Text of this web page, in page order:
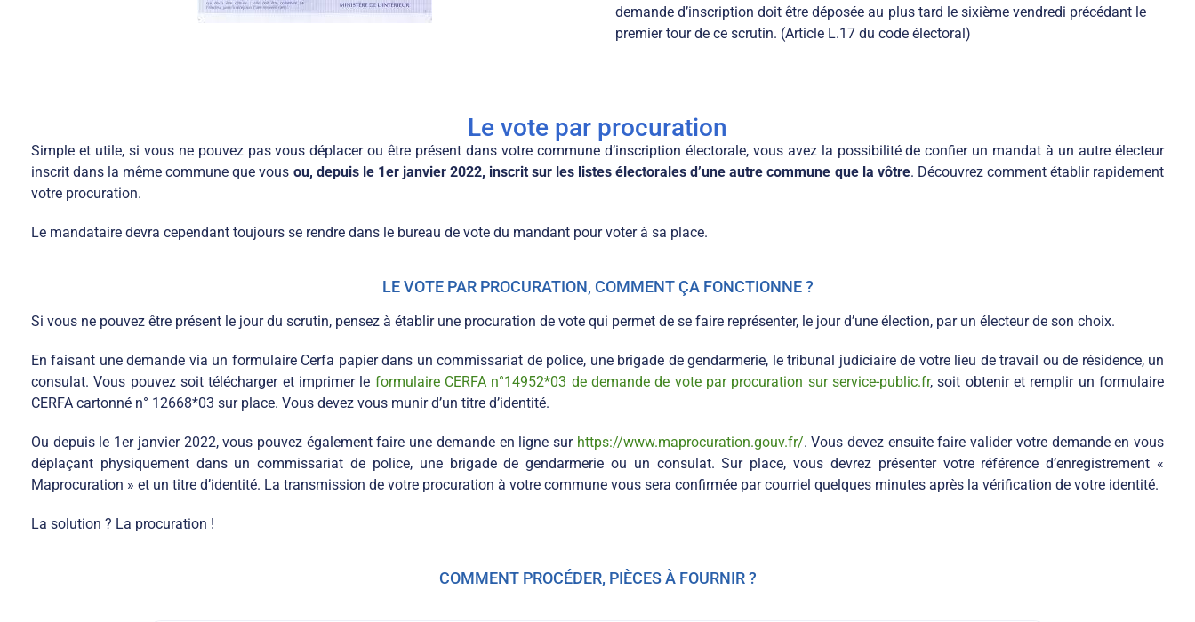
demande d’inscription doit être déposée au plus tard le sixième vendredi précédant le
premier tour de ce scrutin. (Article L.17 du code électoral)
Le vote par procuration
Simple et utile, si vous ne pouvez pas vous déplacer ou être présent dans votre commune d’inscription électorale, vous avez la possibilité de confier un mandat à un autre électeur
inscrit dans la même commune que vous ou, depuis le 1er janvier 2022, inscrit sur les listes électorales d’une autre commune que la vôtre. Découvrez comment établir rapidement
votre procuration.
Le mandataire devra cependant toujours se rendre dans le bureau de vote du mandant pour voter à sa place.
LE VOTE PAR PROCURATION, COMMENT ÇA FONCTIONNE ?
Si vous ne pouvez être présent le jour du scrutin, pensez à établir une procuration de vote qui permet de se faire représenter, le jour d’une élection, par un électeur de son choix.
En faisant une demande via un formulaire Cerfa papier dans un commissariat de police, une brigade de gendarmerie, le tribunal judiciaire de votre lieu de travail ou de résidence, un
consulat. Vous pouvez soit télécharger et imprimer le formulaire CERFA n°14952*03 de demande de vote par procuration sur service-public.fr, soit obtenir et remplir un formulaire
CERFA cartonné n° 12668*03 sur place. Vous devez vous munir d’un titre d’identité.
Ou depuis le 1er janvier 2022, vous pouvez également faire une demande en ligne sur https://www.maprocuration.gouv.fr/. Vous devez ensuite faire valider votre demande en vous
déplaçant physiquement dans un commissariat de police, une brigade de gendarmerie ou un consulat. Sur place, vous devrez présenter votre référence d’enregistrement «
Maprocuration » et un titre d’identité. La transmission de votre procuration à votre commune vous sera confirmée par courriel quelques minutes après la vérification de votre identité.
La solution ? La procuration !
COMMENT PROCÉDER, PIÈCES À FOURNIR ?